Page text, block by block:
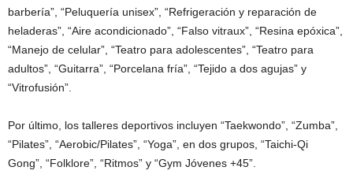
barbería”, “Peluquería unisex”, “Refrigeración y reparación de
heladeras”, “Aire acondicionado”, “Falso vitraux”, “Resina epóxica”,
“Manejo de celular”, “Teatro para adolescentes”, “Teatro para
adultos”, “Guitarra”, “Porcelana fría”, “Tejido a dos agujas” y
“Vitrofusión”.
Por último, los talleres deportivos incluyen “Taekwondo”, “Zumba”,
“Pilates”, “Aerobic/Pilates”, “Yoga”, en dos grupos, “Taichi-Qi
Gong”, “Folklore”, “Ritmos” y “Gym Jóvenes +45”.